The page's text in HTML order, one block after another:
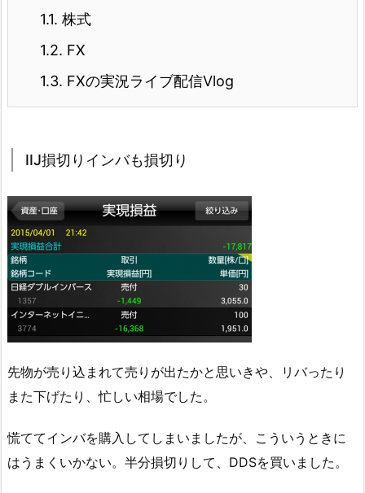
1.1. 株式
1.2. FX
1.3. FXの実況ライブ配信Vlog
IIJ損切りインバも損切り
先物が売り込まれて売りが出たかと思いきや、リバったり
また下げたり、忙しい相場でした。
慌ててインバを購入してしまいましたが、こういうときに
はうまくいかない。半分損切りして、DDSを買いました。